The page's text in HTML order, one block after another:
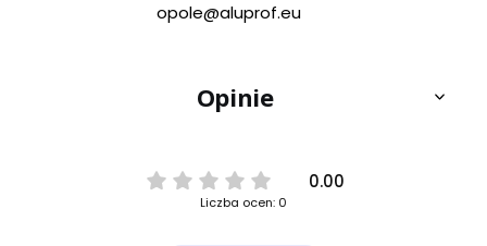
opole@aluprof.eu
Opinie
0.00
Liczba ocen: 0